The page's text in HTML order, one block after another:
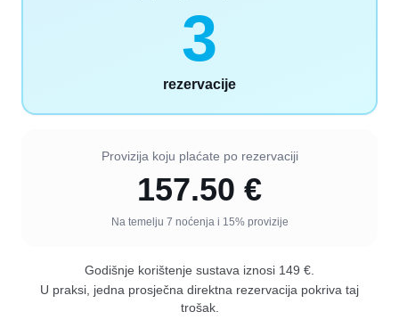
3
rezervacije
Provizija koju plaćate po rezervaciji
157.50 €
Na temelju 7 noćenja i 15% provizije
Godišnje korištenje sustava iznosi 149 €.
U praksi, jedna prosječna direktna rezervacija pokriva taj
trošak.